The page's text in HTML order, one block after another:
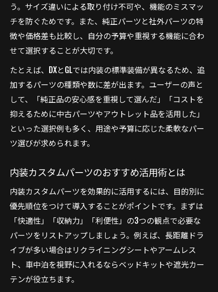
う。サイズ違いによる取り付け不可や、機能のミスマッ
チを防ぐためです。また、純正パーツと社外パーツの特
徴や価格差も比較し、自分の予算や重視する機能に合わ
せて選択することが大切です。
たとえば、DXとGLでは内装の標準装備が異なるため、追
加するパーツの種類や数に差が出ます。ユーザーの声と
して、「純正品の安心感を重視して選んだ」「コストを
抑えるために中古パーツやアウトレット品を活用した」
といった選択例も多く、用途や予算に応じた柔軟なパー
ツ選びが求められます。
内装カスタムパーツのおすすめ活用術とは
内装カスタムパーツを効果的に活用するには、目的別に
優先順位をつけて導入することがポイントです。まずは
「快適性」「収納力」「利便性」の3つの観点で必要な
パーツをリストアップしましょう。例えば、長距離ドラ
イブが多い場合はリクライニングシートやアームレス
ト、車中泊を視野に入れるならベッドキットや遮光カー
テンが役立ちます。